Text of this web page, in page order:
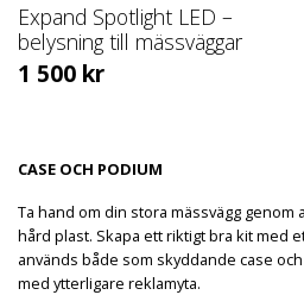
Expand Spotlight LED –
belysning till mässväggar
1 500 kr
CASE OCH PODIUM
Ta hand om din stora mässvägg
hård plast. Skapa ett riktigt bra kit med
används både som skyddande case
med ytterligare reklamyta.